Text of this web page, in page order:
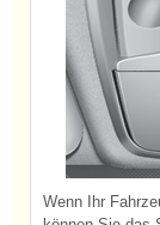
Wenn Ihr